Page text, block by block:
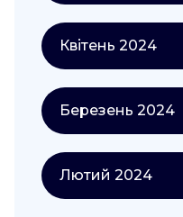
Квітень 2024
Березень 2024
Лютий 2024